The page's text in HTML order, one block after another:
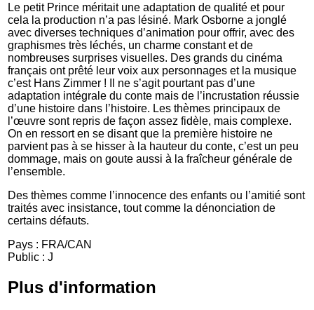
Le petit Prince méritait une adaptation de qualité et pour
cela la production n’a pas lésiné. Mark Osborne a jonglé
avec diverses techniques d’animation pour offrir, avec des
graphismes très léchés, un charme constant et de
nombreuses surprises visuelles. Des grands du cinéma
français ont prêté leur voix aux personnages et la musique
c’est Hans Zimmer ! Il ne s’agit pourtant pas d’une
adaptation intégrale du conte mais de l’incrustation réussie
d’une histoire dans l’histoire. Les thèmes principaux de
l’œuvre sont repris de façon assez fidèle, mais complexe.
On en ressort en se disant que la première histoire ne
parvient pas à se hisser à la hauteur du conte, c’est un peu
dommage, mais on goute aussi à la fraîcheur générale de
l’ensemble.
Des thèmes comme l’innocence des enfants ou l’amitié sont
traités avec insistance, tout comme la dénonciation de
certains défauts.
Pays : FRA/CAN
Public : J
Plus d'information